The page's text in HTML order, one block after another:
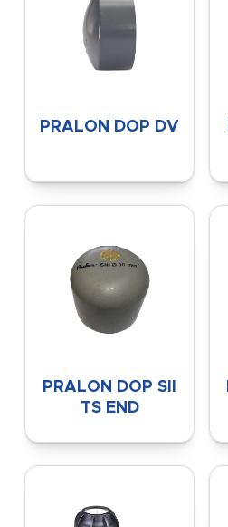
PRALON DOP DV
PRALON DOP SII
TS END